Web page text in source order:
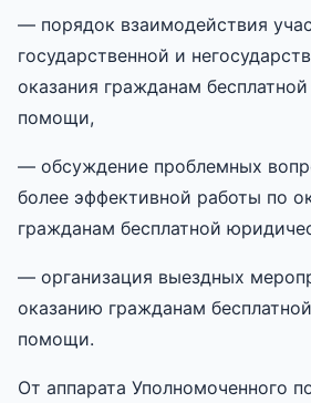
— порядок взаимодействия
государственной и
оказания гражданам
помощи,
— обсуждение проблемных
более эффективной работы по
гражданам бесплатной
— организация выездных
оказанию гражданам
помощи.
От аппарата Уполномоченного